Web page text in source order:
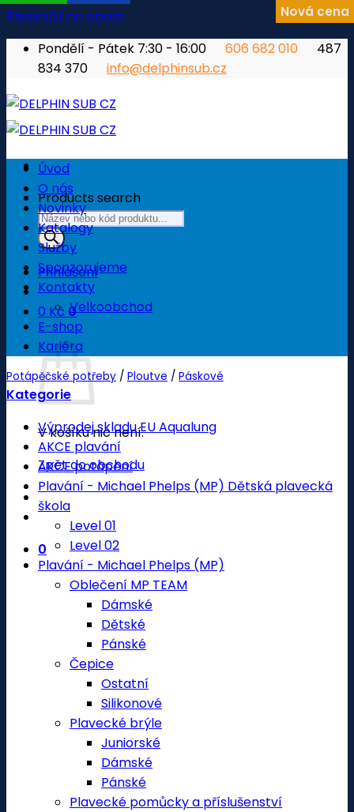
Přeskočit na obsah
Pondělí - Pátek 7:30 - 16:00
606 682 010
487
834 370
info@delphinsub.cz
Products search
Přihlášení
0 Kč 0
Košík
V košíku nic není.
Zpět do obchodu
0
Úvod
O nás
Novinky
Katalogy
Služby
Sponzorujeme
Kontakty
Velkoobchod
E-shop
Kariéra
Potápěčské potřeby / Ploutve / Páskové
Kategorie
Výprodej skladu EU Aqualung
AKCE plavání
AKCE potápění
Plavání - Michael Phelps (MP) Dětská plavecká
škola
Level 01
Level 02
Plavání - Michael Phelps (MP)
Oblečení MP TEAM
Dámské
Dětské
Pánské
Čepice
Ostatní
Silikonové
Plavecké brýle
Juniorské
Dámské
Pánské
Plavecké pomůcky a příslušenství
Nová cena